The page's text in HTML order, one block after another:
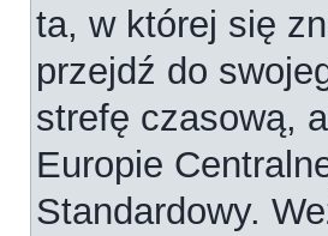
ta, w której się
przejdź do
strefę czasową,
Europie
Standardowy.